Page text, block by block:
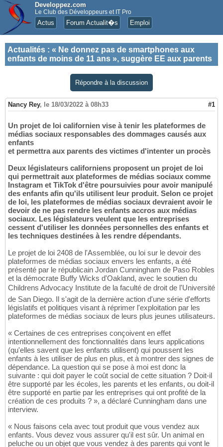
Developpez.com
Le Club des Développeurs et IT Pro
Actus Forum Actualit�s Emploi
Actualités : « Ne donnez pas de smartphones aux
enfants de moins de 11 ans », suggère EE aux parents
Répondre à la discussion
Nancy Rey, le 18/03/2022 à 08h33 #1
Un projet de loi californien vise à tenir les plateformes de
médias sociaux responsables des dommages causés aux
enfants
et permettra aux parents des victimes d'intenter un procès
Deux législateurs californiens proposent un projet de loi
qui permettrait aux plateformes de médias sociaux comme
Instagram et TikTok d'être poursuivies pour avoir manipulé
des enfants afin qu'ils utilisent leur produit. Selon ce projet
de loi, les plateformes de médias sociaux devraient avoir le
devoir de ne pas rendre les enfants accros aux médias
sociaux. Les législateurs veulent que les entreprises
cessent d'utiliser les données personnelles des enfants et
les techniques destinées à les rendre dépendants.
Le projet de loi 2408 de l'Assemblée, ou loi sur le devoir des
plateformes de médias sociaux envers les enfants, a été
présenté par le républicain Jordan Cunningham de Paso Robles
et la démocrate Buffy Wicks d'Oakland, avec le soutien du
Childrens Advocacy Institute de la faculté de droit de l'Université
de San Diego. Il s'agit de la dernière action d'une série d'efforts
législatifs et politiques visant à réprimer l'exploitation par les
plateformes de médias sociaux de leurs plus jeunes utilisateurs.
« Certaines de ces entreprises conçoivent en effet
intentionnellement des fonctionnalités dans leurs applications
(qu'elles savent que les enfants utilisent) qui poussent les
enfants à les utiliser de plus en plus, et à montrer des signes de
dépendance. La question qui se pose à moi est donc la
suivante : qui doit payer le coût social de cette situation ? Doit-il
être supporté par les écoles, les parents et les enfants, ou doit-il
être supporté en partie par les entreprises qui ont profité de la
création de ces produits ? », a déclaré Cunningham dans une
interview.
« Nous faisons cela avec tout produit que vous vendez aux
enfants. Vous devez vous assurer qu'il est sûr. Un animal en
peluche ou un objet que vous vendez à des parents qui vont le